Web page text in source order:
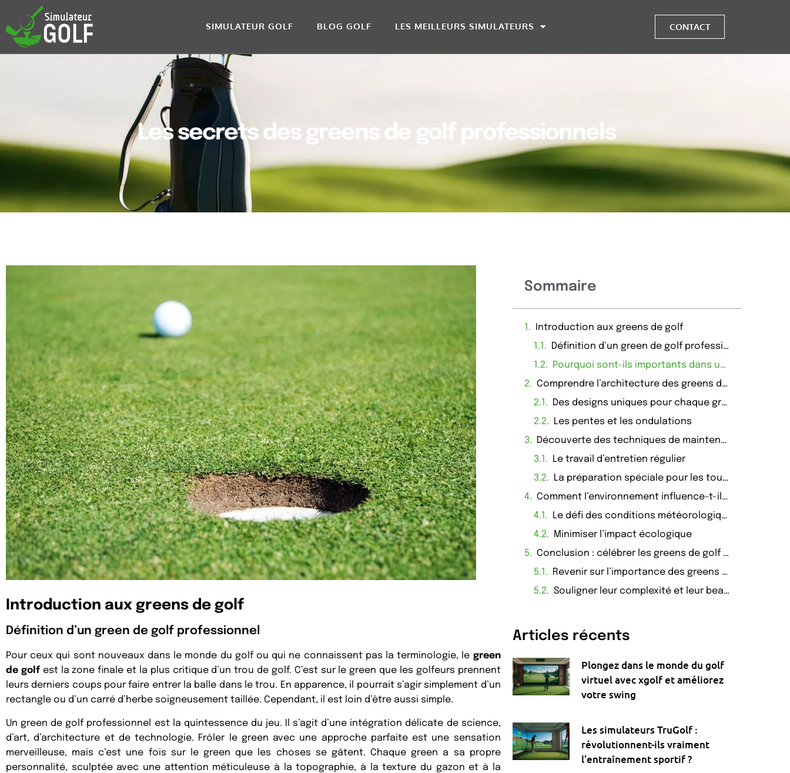
SIMULATEUR GOLF BLOG GOLF LES MEILLEURS SIMULATEURS CONTACT
Les secrets des greens de golf professionnels
Introduction aux greens de golf
Définition d’un green de golf professionnel
Pour ceux qui sont nouveaux dans le monde du golf ou qui ne connaissent pas la terminologie, le green
de golfest la zone finale et la plus critique d’un trou de golf. C’est sur le green que les golfeurs prennent
leurs derniers coups pour faire entrer la balle dans le trou. En apparence, il pourrait s’agir simplement d’un
rectangle ou d’un carré d’herbe soigneusement taillée. Cependant, il est loin d’être aussi simple.
Un green de golf professionnel est la quintessence du jeu. Il s’agit d’une intégration délicate de science,
d’art, d’architecture et de technologie. Frôler le green avec une approche parfaite est une sensation
merveilleuse, mais c’est une fois sur le green que les choses se gâtent. Chaque green a sa propre
personnalité, sculptée avec une attention méticuleuse à la topographie, à la texture du gazon et à la
Sommaire
Introduction aux greens de golf
Définition d’un green de golf professionnel
Pourquoi sont-ils importants dans un parcours de golf ?
Comprendre l’architecture des greens de golf professionnels
Des designs uniques pour chaque green
Les pentes et les ondulations
Découverte des techniques de maintenance des greens
Le travail d’entretien régulier
La préparation spéciale pour les tournois
Comment l’environnement influence-t-il les greens de golf ?
Le défi des conditions météorologiques
Minimiser l’impact écologique
Conclusion : célébrer les greens de golf professionnels
Revenir sur l’importance des greens de golf professionnels
Souligner leur complexité et leur beauté
Articles récents
Plongez dans le monde du golf
virtuel avec xgolf et améliorez
votre swing
Les simulateurs TruGolf :
révolutionnent-ils vraiment
l’entraînement sportif ?